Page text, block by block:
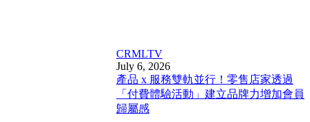
CRMLTV
July 6, 2026
產品 x 服務雙軌並行！零售店家透過
「付費體驗活動」建立品牌力增加會員
歸屬感